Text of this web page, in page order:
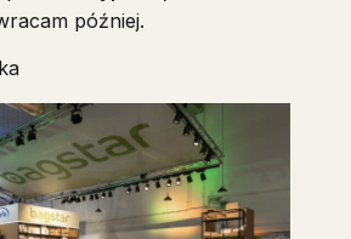
później.